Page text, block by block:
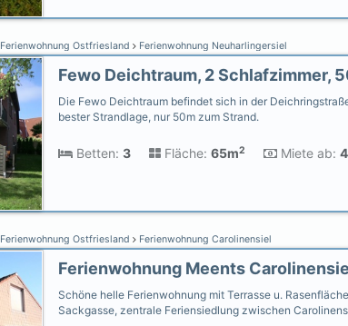
Ferienwohnung Ostfriesland Ferienwohnung Neuharlingersiel
Die Fewo Deichtraum befindet sich in der
bester Strandlage, nur 50m zum Strand.
Betten: 3 Fläche: 65m2 Miete ab:
Ferienwohnung Ostfriesland Ferienwohnung Carolinensiel
Schöne helle Ferienwohnung mit Terrasse u.
Sackgasse, zentrale Feriensiedlung zwischen